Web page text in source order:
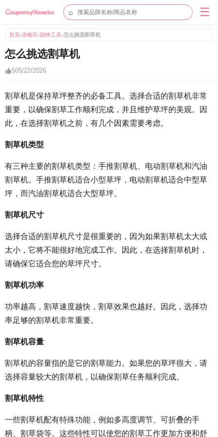
⌕ ☰
首页›攻略区›园林工具›怎么挑选割草机
怎么挑选割草机
505/22/2026
割草机是保持草坪整齐的必备工具。选择合适的割草机非常
重要，以确保割草工作顺利完成，并且维护草坪的美观。因
此，在选择割草机之前，有几个因素需要考虑。
割草机类型
有三种主要的割草机类型：手推割草机、电动割草机和汽油
割草机。手推割草机适合小型草坪，电动割草机适合中型草
坪，而汽油割草机适合大型草坪。
割草机尺寸
选择合适的割草机尺寸是很重要的，因为如果割草机太大或
太小，它将不能很好地完成工作。因此，在选择割草机时，
请确保它适合您的草坪尺寸。
割草机功率
功率越高，割草速度越快，割草效果也越好。因此，选择功
率足够的割草机非常重要。
割草机容量
割草机的容量指的是它的割草能力。如果您的草坪很大，请
选择容量较大的割草机，以确保割草任务顺利完成。
割草机特性
一些割草机配有特殊功能，例如多高度调节、可折叠的手
柄、割草袋等。这些特性可以使您的割草工作更加方便和舒